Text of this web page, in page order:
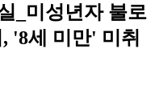
_미성년자 불로
'8세 미만' 미취